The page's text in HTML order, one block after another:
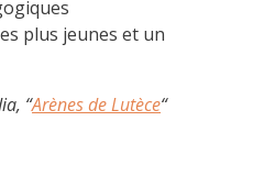
plus jeunes et un
“Arènes de Lutèce“